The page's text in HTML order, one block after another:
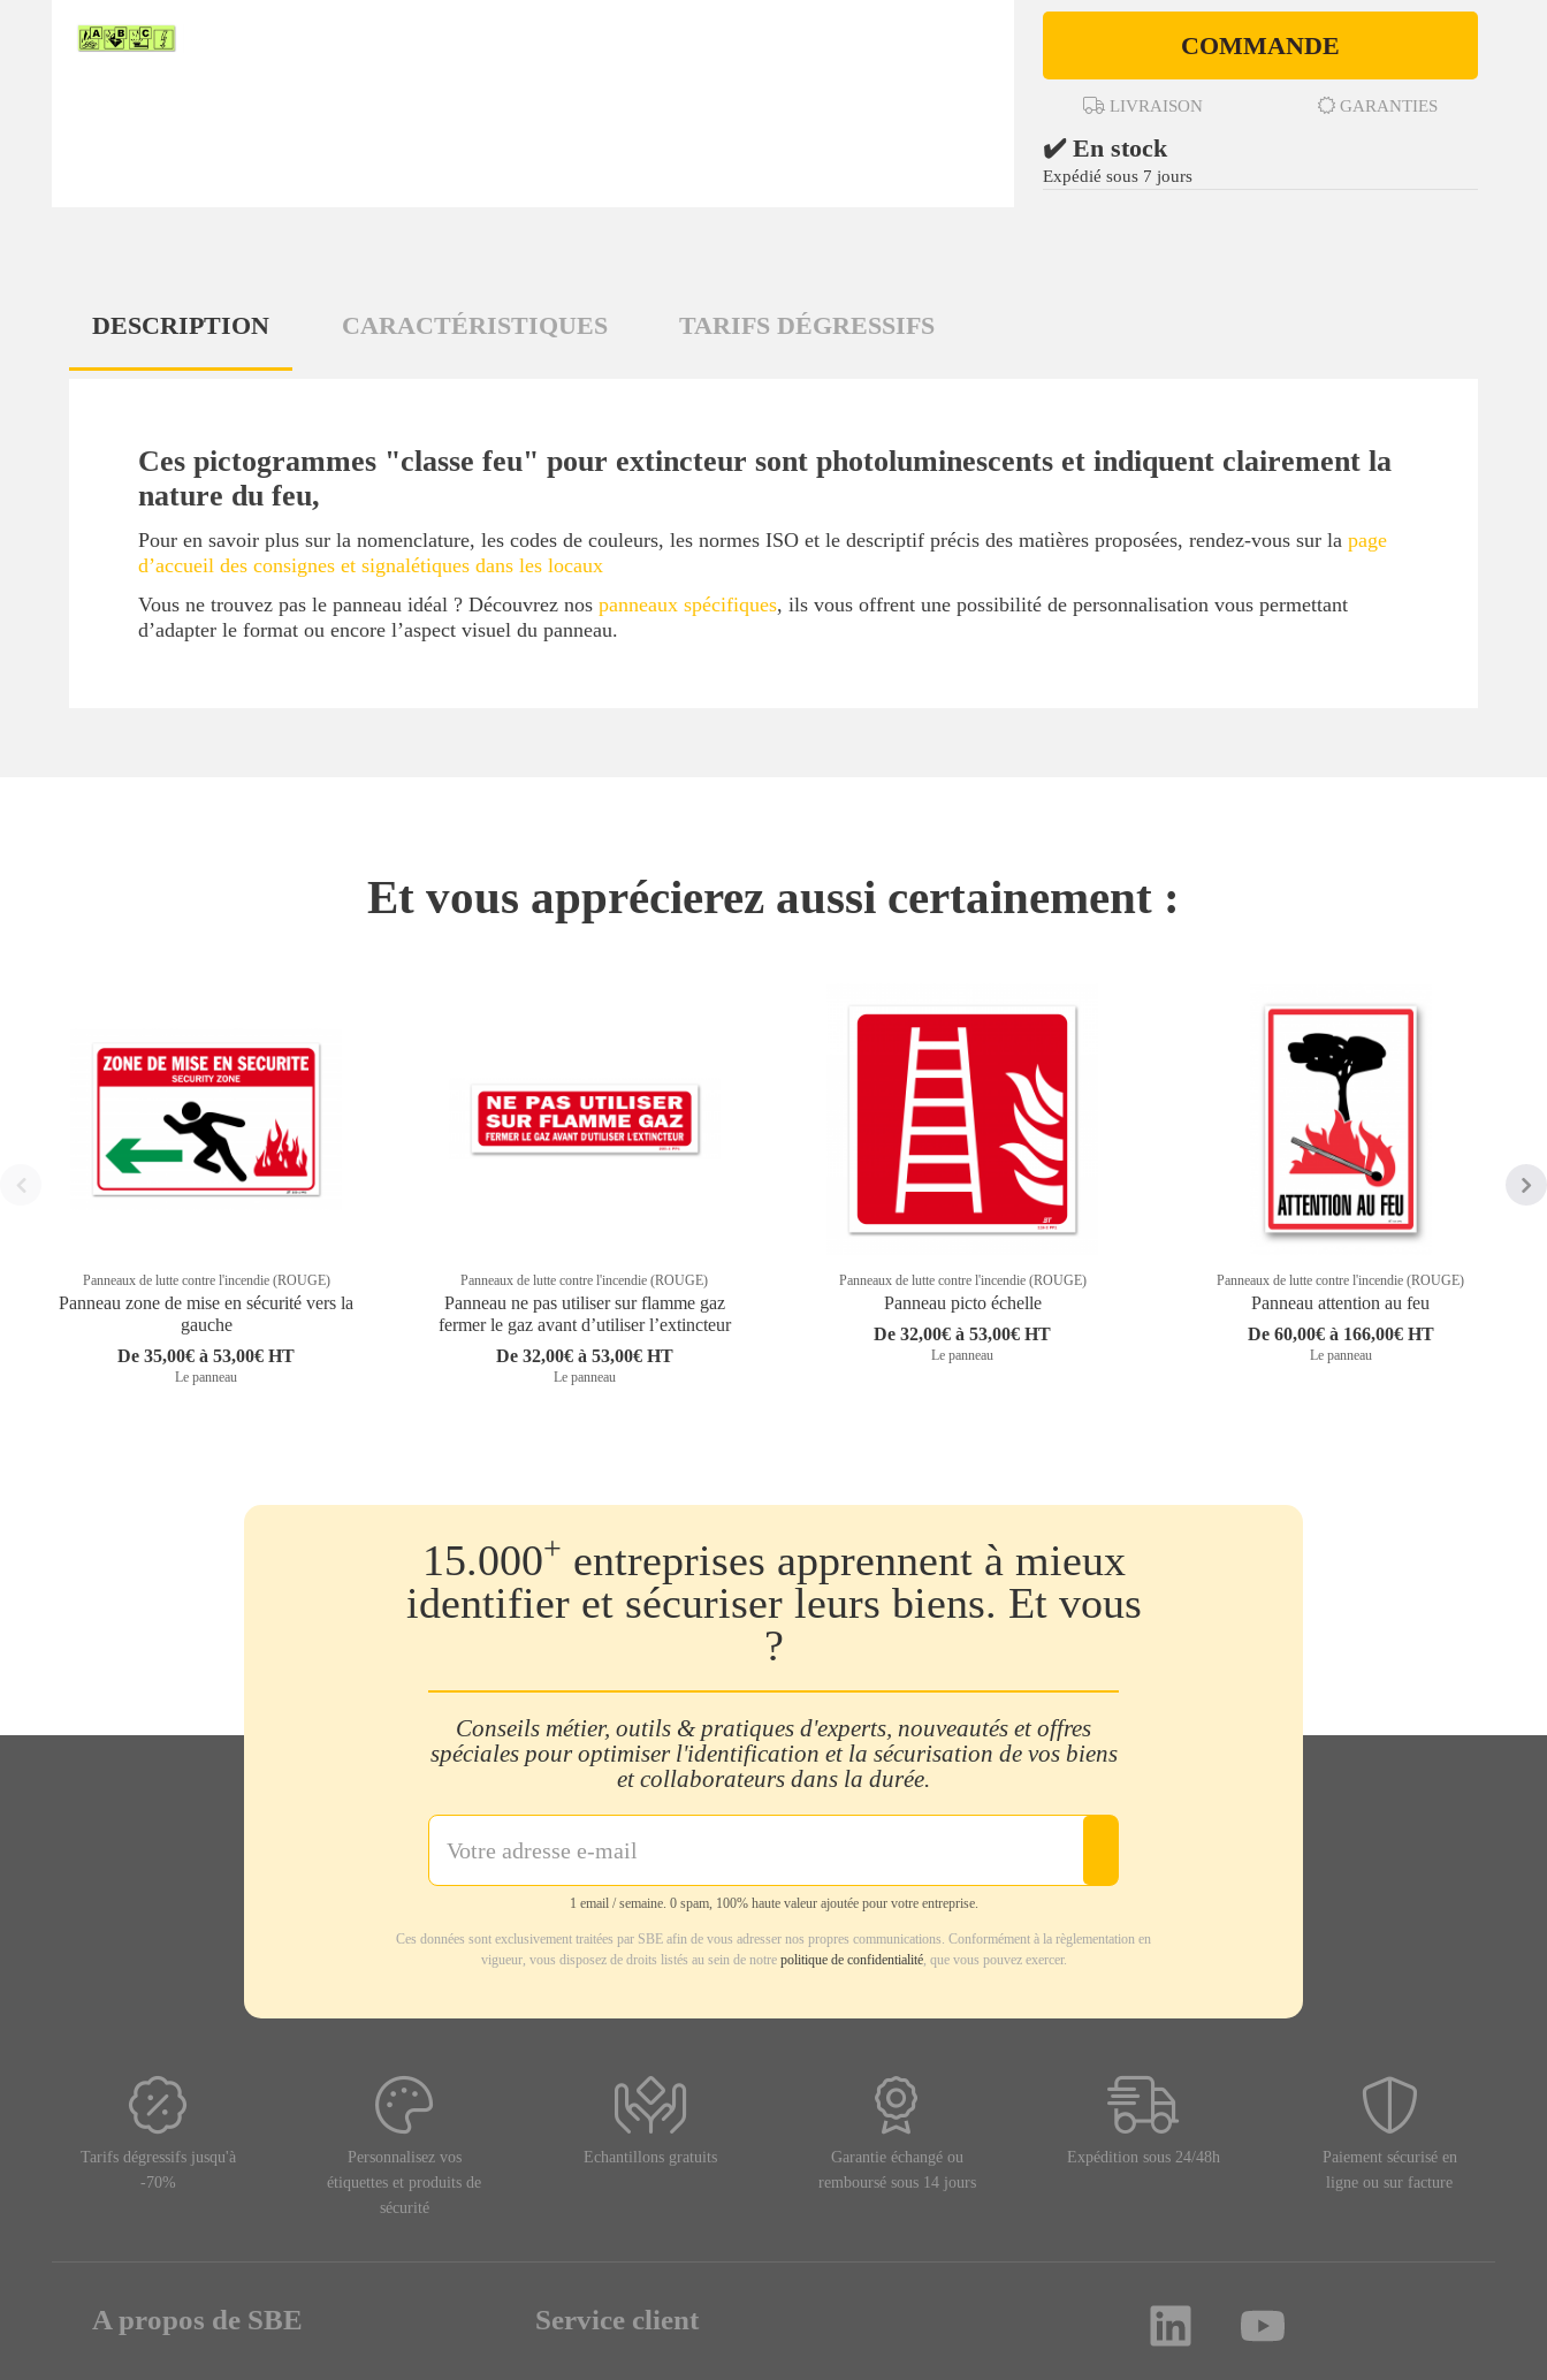
COMMANDE
LIVRAISON GARANTIES
✔️ En stock
Expédié sous 7 jours
DESCRIPTION CARACTÉRISTIQUES TARIFS DÉGRESSIFS
Ces pictogrammes "classe feu" pour extincteur sont photoluminescents et indiquent clairement la
nature du feu,
Pour en savoir plus sur la nomenclature, les codes de couleurs, les normes ISO et le descriptif précis des matières proposées, rendez-vous sur la page
d’accueil des consignes et signalétiques dans les locaux
Vous ne trouvez pas le panneau idéal ? Découvrez nos panneaux spécifiques, ils vous offrent une possibilité de personnalisation vous permettant
d’adapter le format ou encore l’aspect visuel du panneau.
Et vous apprécierez aussi certainement :
Panneaux de lutte contre l'incendie (ROUGE)
Panneau zone de mise en sécurité vers la
gauche
De 35,00€ à 53,00€ HT
Le panneau
Panneaux de lutte contre l'incendie (ROUGE)
Panneau ne pas utiliser sur flamme gaz
fermer le gaz avant d’utiliser l’extincteur
De 32,00€ à 53,00€ HT
Le panneau
Panneaux de lutte contre l'incendie (ROUGE)
Panneau picto échelle
De 32,00€ à 53,00€ HT
Le panneau
Panneaux de lutte contre l'incendie (ROUGE)
Panneau attention au feu
De 60,00€ à 166,00€ HT
Le panneau
15.000+ entreprises apprennent à mieux
identifier et sécuriser leurs biens. Et vous
?
Conseils métier, outils & pratiques d'experts, nouveautés et offres
spéciales pour optimiser l'identification et la sécurisation de vos biens
et collaborateurs dans la durée.
1 email / semaine. 0 spam, 100% haute valeur ajoutée pour votre entreprise.
Ces données sont exclusivement traitées par SBE afin de vous adresser nos propres communications. Conformément à la règlementation en
vigueur, vous disposez de droits listés au sein de notre politique de confidentialité, que vous pouvez exercer.
Tarifs dégressifs jusqu'à
-70%
Personnalisez vos
étiquettes et produits de
sécurité
Echantillons gratuits
Garantie échangé ou
remboursé sous 14 jours
Expédition sous 24/48h
Paiement sécurisé en
ligne ou sur facture
A propos de SBE Service client